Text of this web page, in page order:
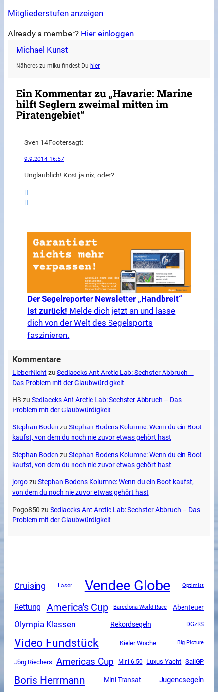
Mitgliederstufen anzeigen
Already a member? Hier einloggen
Michael Kunst
Näheres zu miku findest Du hier
Ein Kommentar zu „Havarie: Marine
hilft Seglern zweimal mitten im
Piratengebiet“
Sven 14Footersagt:
9.9.2014 16:57
Unglaublich! Kost ja nix, oder?
Der Segelreporter Newsletter „Handbreit“
ist zurück! Melde dich jetzt an und lasse
dich von der Welt des Segelsports
faszinieren.
Kommentare
LieberNicht zu Sedlaceks Ant Arctic Lab: Sechster Abbruch –
Das Problem mit der Glaubwürdigkeit
HB zu Sedlaceks Ant Arctic Lab: Sechster Abbruch – Das
Problem mit der Glaubwürdigkeit
Stephan Boden zu Stephan Bodens Kolumne: Wenn du ein Boot
kaufst, von dem du noch nie zuvor etwas gehört hast
Stephan Boden zu Stephan Bodens Kolumne: Wenn du ein Boot
kaufst, von dem du noch nie zuvor etwas gehört hast
jorgozu Stephan Bodens Kolumne: Wenn du ein Boot kaufst,
von dem du noch nie zuvor etwas gehört hast
Pogo850 zu Sedlaceks Ant Arctic Lab: Sechster Abbruch – Das
Problem mit der Glaubwürdigkeit
Cruising Laser Vendee Globe Optimist
Rettung America's Cup Barcelona World Race Abenteuer
Olympia Klassen Rekordsegeln DGzRS
Video Fundstück Kieler Woche Big Picture
Jörg Riechers Americas Cup Mini 6.50 Luxus-Yacht SailGP
Boris Herrmann Mini Transat Jugendsegeln